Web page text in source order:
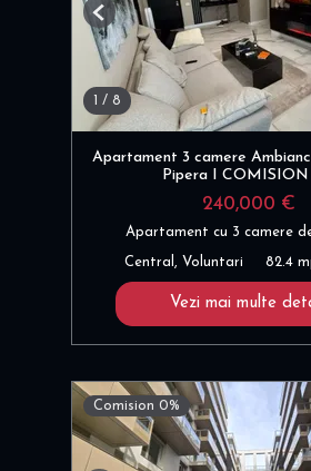
/ 8
Previous
Apartament 3 camere
Pipera I COMISION
240,000 €
Apartament cu 3 camere
Central, Voluntari 82.4
Vezi mai multe
Comision 0%